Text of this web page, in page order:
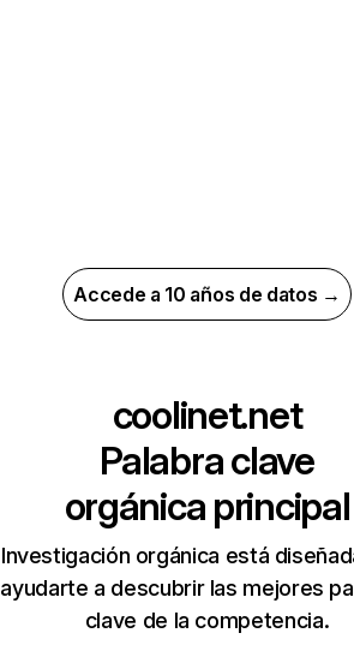
Accede a 10 años de datos →
coolinet.net
Palabra clave
orgánica principal
Investigación orgánica está
ayudarte a descubrir las mejores
clave de la competencia.